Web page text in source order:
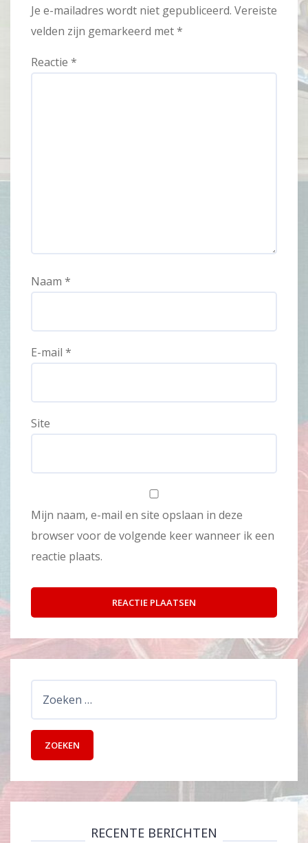
Je e-mailadres wordt niet gepubliceerd. Vereiste
velden zijn gemarkeerd met*
Reactie *
Naam *
E-mail *
Site
Mijn naam, e-mail en site opslaan in deze
browser voor de volgende keer wanneer ik een
reactie plaats.
RECENTE BERICHTEN